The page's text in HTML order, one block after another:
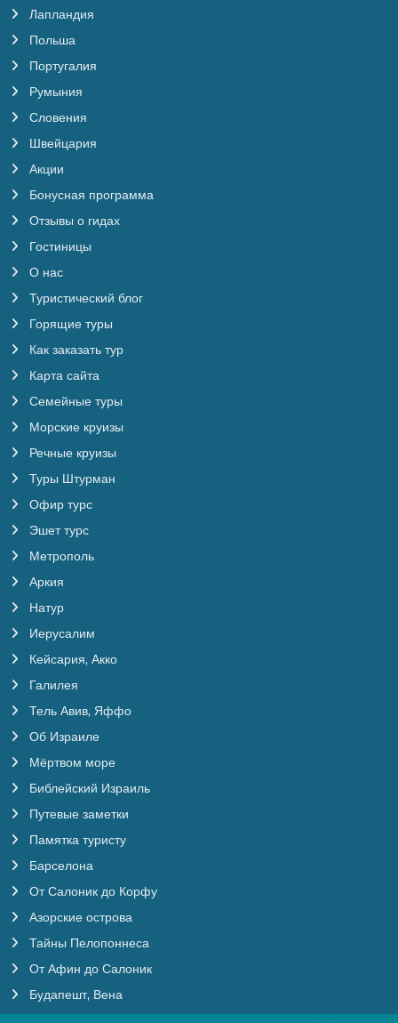
Лапландия
Польша
Португалия
Румыния
Словения
Швейцария
Акции
Бонусная программа
Отзывы о гидах
Гостиницы
О нас
Туристический блог
Горящие туры
Как заказать тур
Карта сайта
Семейные туры
Морские круизы
Речные круизы
Туры Штурман
Офир турс
Эшет турс
Метрополь
Аркия
Натур
Иерусалим
Кейсария, Акко
Галилея
Тель Авив, Яффо
Об Израиле
Мёртвом море
Библейский Израиль
Путевые заметки
Памятка туристу
Барселона
От Салоник до Корфу
Азорские острова
Тайны Пелопоннеса
От Афин до Салоник
Будапешт, Вена